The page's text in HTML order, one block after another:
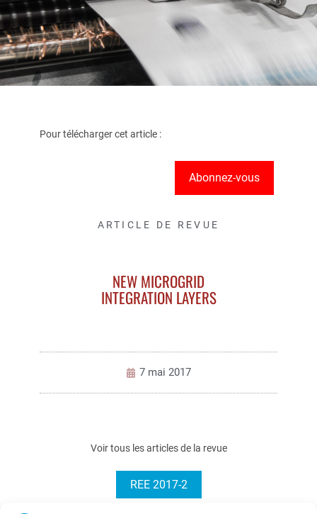
Pour télécharger cet article :
Abonnez-vous
ARTICLE DE REVUE
NEW MICROGRID
INTEGRATION LAYERS
7 mai 2017
Voir tous les articles de la revue
REE 2017-2